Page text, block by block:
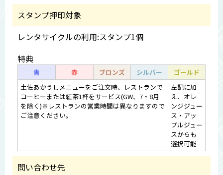
スタンプ押印対象
レンタサイクルの利用:スタンプ1個
特典
青 赤 ブロンズ シルバー
ゴールド
土佐あかうしメニューをご注文時、レストランで
コーヒーまたは紅茶1杯をサービス(GW、7・8月
を除く)※レストランの営業時間は異なりますので
ご注意ください。
左記に加
え、オレ
ンジジュー
ス・アッ
プルジュー
スからも
選択可能
問い合わせ先